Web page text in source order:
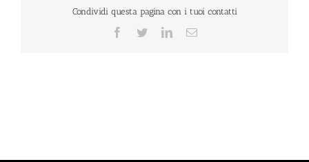
Condividi questa pagina con i tuoi contatti
Facebook
TwitterLinkedInEmail